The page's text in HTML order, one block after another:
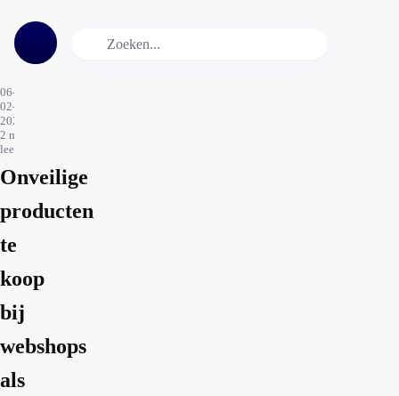
06-
02-
2022
2 min.
leestijd
Onveilige
producten
te
koop
bij
webshops
als